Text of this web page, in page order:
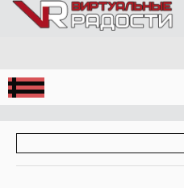
Jump to Navigation